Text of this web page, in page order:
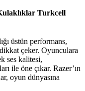
Turkcell
üstün performans,
çeker. Oyunculara
ses kalitesi,
ile öne çıkar. Razer’ın
oyun dünyasına